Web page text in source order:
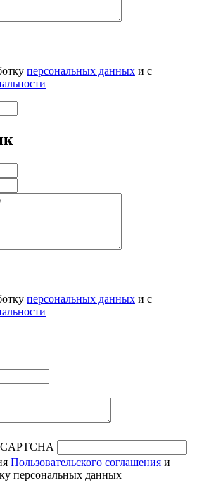
персональных данных и с
персональных данных и с
Пользовательского соглашения и
персональных данных